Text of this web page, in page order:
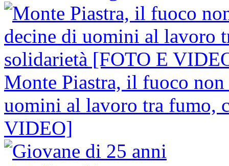
Monte Piastra, il fuoco
uomini al lavoro tra fumo,
VIDEO]